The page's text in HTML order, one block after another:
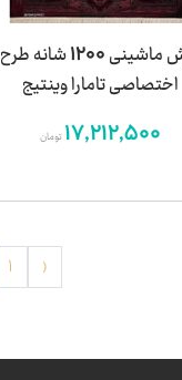
فرش ماشینی 1200 شانه طرح
اختصاصی تامارا وینتیج
17,212,500 تومان
‹
1